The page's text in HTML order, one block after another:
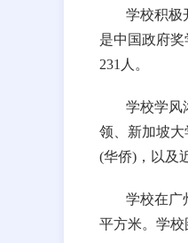
学校积极
是中国政府
231人。
学校学风
领、新加坡
(华侨)，以及
学校在广
平方米。学校